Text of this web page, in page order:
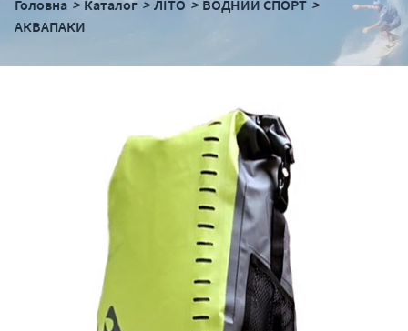
Головна Каталог ЛІТО
ВОДНИЙ СПОРТ
АКВАПАКИ